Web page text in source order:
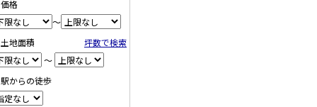
価格
～
土地面積
坪数で検索
～
駅からの徒歩